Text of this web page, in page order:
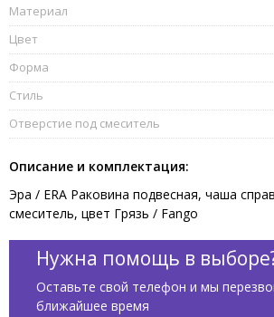
Материал
Цвет
Форма
Стиль
Отверстие под смеситель
Описание и комплектация:
Эра / ERA Раковина подвесная, чаша
смеситель, цвет Грязь / Fango
Нужна помощь в
Оставьте свой телефон и мы
ближайшее время